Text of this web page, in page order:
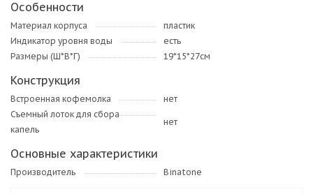
Особенности
Материал корпуса
пластик
Индикатор уровня воды
есть
Размеры (Ш*В*Г)
19*15*27см
Конструкция
Встроенная кофемолка
нет
Съемный лоток для сбора
капель
нет
Основные характеристики
Производитель Binatone